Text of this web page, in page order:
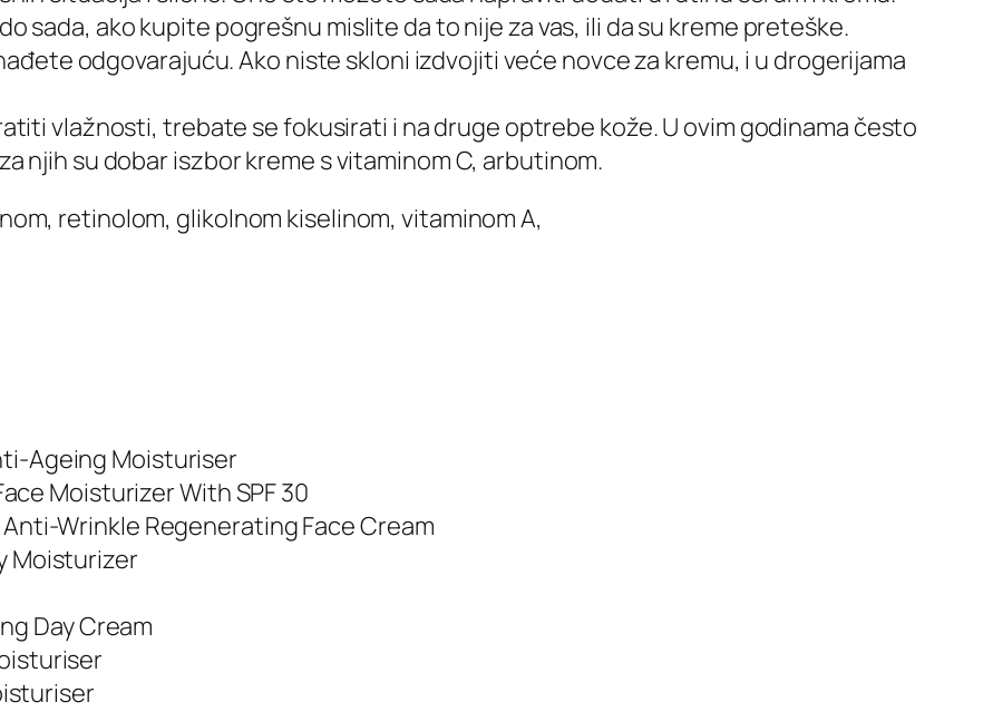
sada, ako kupite pogrešnu mislite da to nije za vas, ili da su kreme preteške.
odgovarajuću. Ako niste skloni izdvojiti veće novce za kremu, i u drogerijama
vlažnosti, trebate se fokusirati i na druge optrebe kože. U ovim godinama često
njih su dobar iszbor kreme s vitaminom C, arbutinom.
retinolom, glikolnom kiselinom, vitaminom A,
Ageing Moisturiser
Moisturizer With SPF 30
Wrinkle Regenerating Face Cream
Moisturizer
Day Cream